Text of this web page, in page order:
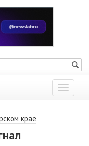
Показать
меню
крае